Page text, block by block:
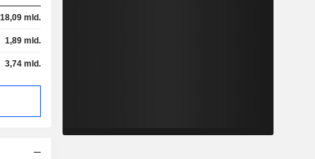
18,09 mld.
1,89 mld.
3,74 mld.